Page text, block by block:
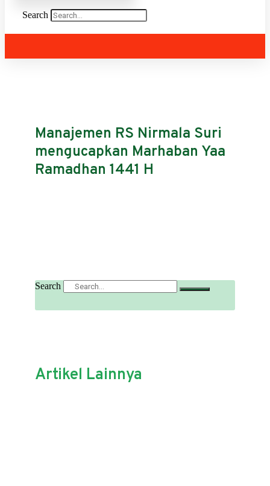
Search
Manajemen RS Nirmala Suri
mengucapkan Marhaban Yaa
Ramadhan 1441 H
Search
Artikel Lainnya